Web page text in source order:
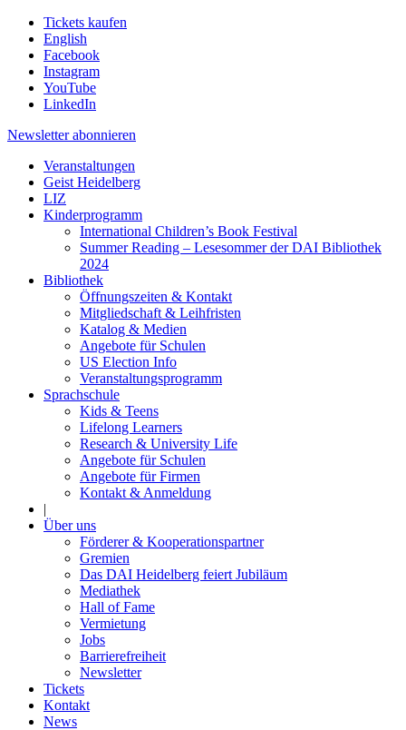
Tickets kaufen
English
Facebook
Instagram
YouTube
LinkedIn
Newsletter abonnieren
Veranstaltungen
Geist Heidelberg
LIZ
Kinderprogramm
International Children’s Book Festival
Summer Reading – Lesesommer der DAI Bibliothek
2024
Bibliothek
Öffnungszeiten & Kontakt
Mitgliedschaft & Leihfristen
Katalog & Medien
Angebote für Schulen
US Election Info
Veranstaltungsprogramm
Sprachschule
Kids & Teens
Lifelong Learners
Research & University Life
Angebote für Schulen
Angebote für Firmen
Kontakt & Anmeldung
|
Über uns
Förderer & Kooperationspartner
Gremien
Das DAI Heidelberg feiert Jubiläum
Mediathek
Hall of Fame
Vermietung
Jobs
Barrierefreiheit
Newsletter
Tickets
Kontakt
News